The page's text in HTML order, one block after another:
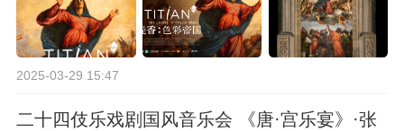
2025-03-29 15:47
二十四伎乐戏剧国风音乐会 《唐·宫乐宴》·张